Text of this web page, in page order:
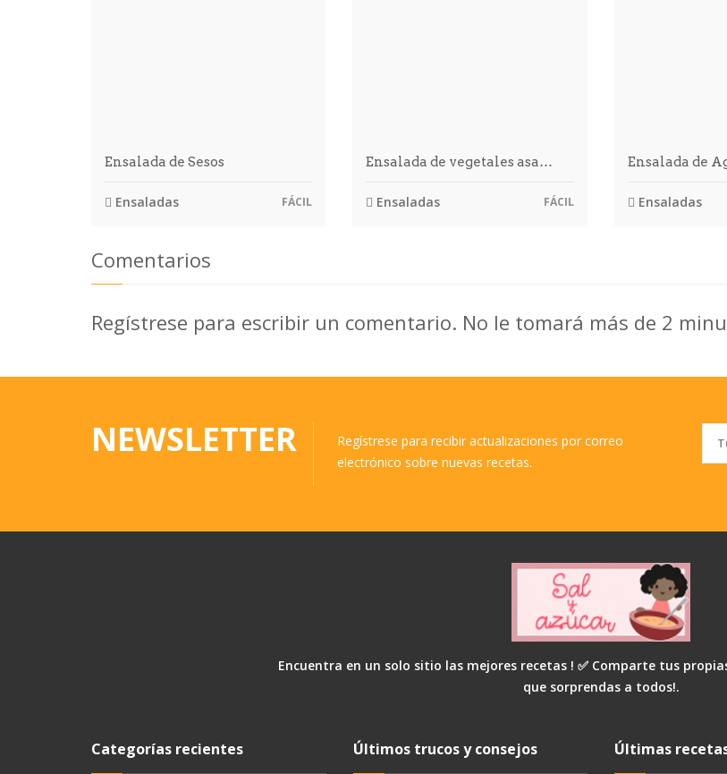
Ensalada de Sesos
Ensaladas FÁCIL
Ensalada de vegetales asa…
Ensaladas FÁCIL
Ensalada de
Ensaladas
Comentarios
Regístrese para escribir un comentario. No le tomará más de 2
NEWSLETTER
Regístrese para recibir actualizaciones por correo
electrónico sobre nuevas recetas.
Encuentra en un solo sitio las mejores recetas ! ✅ Comparte tus
que sorprendas a todos!.
Categorías recientes Últimos trucos y consejos Últimas